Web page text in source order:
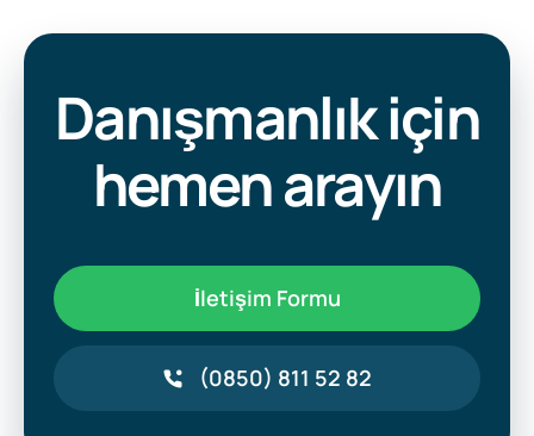
Danışmanlık için
hemen arayın
İletişim Formu
(0850) 811 52 82